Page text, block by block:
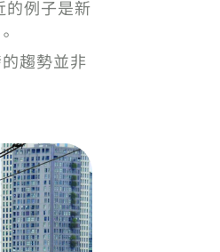
的例子是新
趨勢並非